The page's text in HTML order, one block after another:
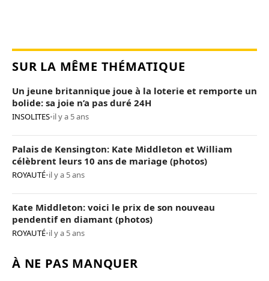
SUR LA MÊME THÉMATIQUE
Un jeune britannique joue à la loterie et remporte un
bolide: sa joie n’a pas duré 24H
INSOLITES•il y a 5 ans
Palais de Kensington: Kate Middleton et William
célèbrent leurs 10 ans de mariage (photos)
ROYAUTÉ•il y a 5 ans
Kate Middleton: voici le prix de son nouveau
pendentif en diamant (photos)
ROYAUTÉ•il y a 5 ans
À NE PAS MANQUER